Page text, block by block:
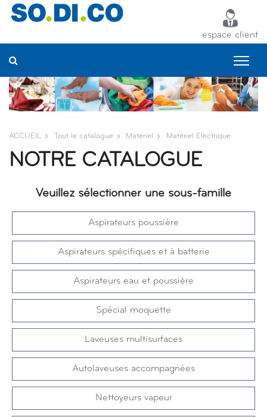
espace client
ACCUEIL Tout le catalogue Materiel Matériel Électrique
NOTRE CATALOGUE
Veuillez sélectionner une sous-famille
Aspirateurs poussière
Aspirateurs spécifiques et à batterie
Aspirateurs eau et poussière
Spécial moquette
Laveuses multisurfaces
Autolaveuses accompagnées
Nettoyeurs vapeur
Panneau de gestion des cookies